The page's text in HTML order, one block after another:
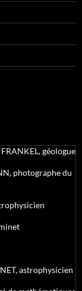
géologue
photographe du
astrophysicien